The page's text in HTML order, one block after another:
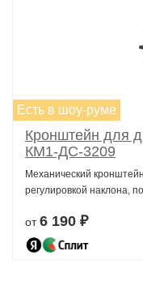
Есть в шоу-руме
Кронштейн для
КМ1-ДС-3209
Механический
регулировкой наклона,
от6 190 ₽